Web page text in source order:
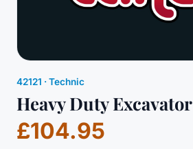
42121 ·Technic
Heavy Duty Excavator
£104.95